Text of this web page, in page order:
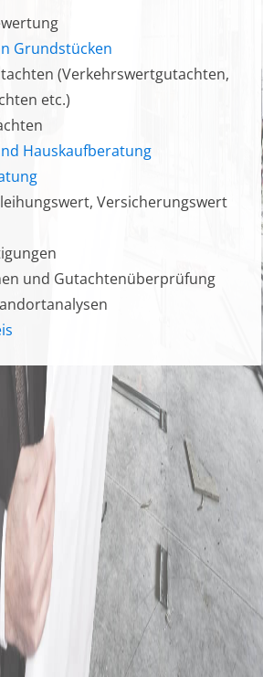
Grundstücken
(Verkehrswertgutachten,
etc.)
Hauskaufberatung
Versicherungswert
und Gutachtenüberprüfung